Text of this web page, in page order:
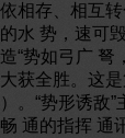
依相存、相互
的水 势，速可
造“势如弓广 弩
大获全胜。这
）。“势形诱敌
畅 通的指挥 通